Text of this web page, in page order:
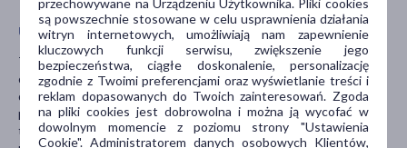
Uwagi
Tylko do użytku profesjonalnego. Unikać kontaktu ze skórą i
oczami. Może powodować reakcję alergiczną. Chronić przed
dziećmi. Przeczytać uważnie sposób użycia. Termin przydatności
produktu po otwarciu PAO: 12 miesięcy. Ograniczenie
temperatury, w jakich produkt zachowuje swoje właściwości
przechowywane na Urządzeniu Użytkownika. Pliki cookies
są powszechnie stosowane w celu usprawnienia działania
witryn internetowych, umożliwiają nam zapewnienie
kluczowych funkcji serwisu, zwiększenie jego
bezpieczeństwa, ciągłe doskonalenie, personalizację
zgodnie z Twoimi preferencjami oraz wyświetlanie treści i
reklam dopasowanych do Twoich zainteresowań. Zgoda
na pliki cookies jest dobrowolna i można ją wycofać w
dowolnym momencie z poziomu strony "Ustawienia
Cookie". Administratorem danych osobowych Klientów,